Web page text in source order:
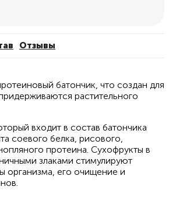
Отзывы
батончик, что создан для
растительного
входит в состав батончика
соевого белка, рисового,
протеина. Сухофрукты в
злаками стимулируют
организма, его очищение и